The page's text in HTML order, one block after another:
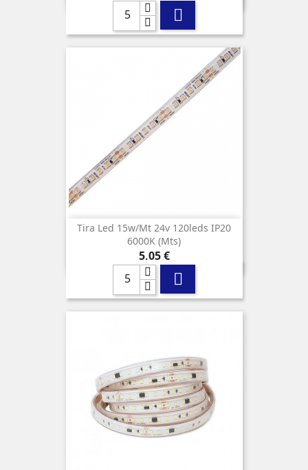

Tira Led 15w/mt 24v 120leds IP20
6000K (mts)
Precio
5,05 €
